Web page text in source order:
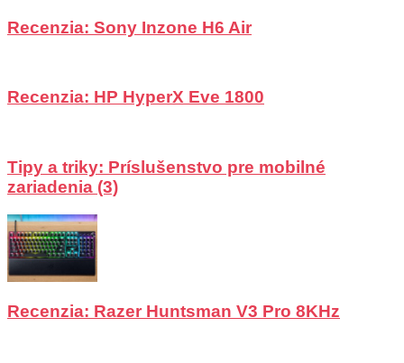
Recenzia: Sony Inzone H6 Air
Recenzia: HP HyperX Eve 1800
Tipy a triky: Príslušenstvo pre mobilné
zariadenia (3)
Recenzia: Razer Huntsman V3 Pro 8KHz